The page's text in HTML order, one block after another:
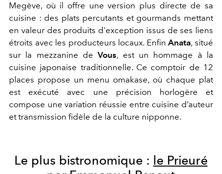
Megève, où il
offre une version plus directe de sa
cuisine : des plats percutants et gourmands mettant
en valeur des produits d'exception issus de ses liens
étroits avec es producteurs locaux​. EnfinAnata, situé
sur la mezzanine deVous, est un hommage à la
cuisine japonaise traditionnelle. Ce comptoir de 12
places propose un menu omakase, où chaque plat
est exécuté avec une précision horlogère et
compose une variation réussie entre cuisine d’auteur
et transmission fidèle de la culture nipponne.
Le plus bistronomique : le Prieuré